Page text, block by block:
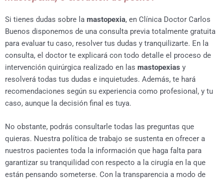
Si tienes dudas sobre la mastopexia, en Clínica Doctor Carlos
Buenos disponemos de una consulta previa totalmente gratuita
para evaluar tu caso, resolver tus dudas y tranquilizarte. En la
consulta, el doctor te explicará con todo detalle el proceso de
intervención quirúrgica realizado en las mastopexias y
resolverá todas tus dudas e inquietudes. Además, te hará
recomendaciones según su experiencia como profesional, y tu
caso, aunque la decisión final es tuya.
No obstante, podrás consultarle todas las preguntas que
quieras. Nuestra política de trabajo se sustenta en ofrecer a
nuestros pacientes toda la información que haga falta para
garantizar su tranquilidad con respecto a la cirugía en la que
están pensando someterse. Con la transparencia a modo de